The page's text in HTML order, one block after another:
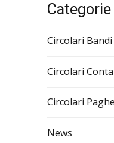
Categorie
Circolari Bandi
Circolari
Circolari Paghe
News